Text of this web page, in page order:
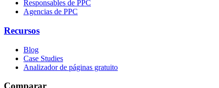
Responsables de PPC
Agencias de PPC
Recursos
Blog
Case Studies
Analizador de páginas gratuito